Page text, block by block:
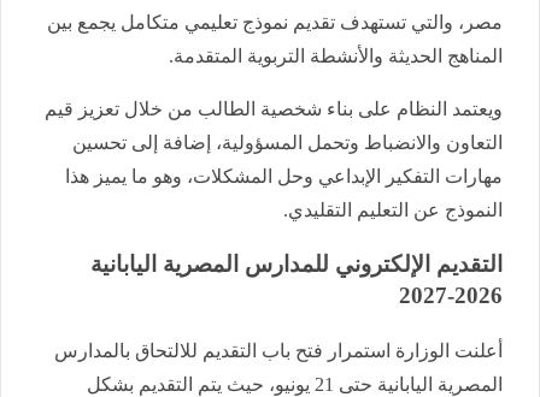
مصر، والتي تستهدف تقديم نموذج تعليمي متكامل يجمع بين
المناهج الحديثة والأنشطة التربوية المتقدمة.
ويعتمد النظام على بناء شخصية الطالب من خلال تعزيز قيم
التعاون والانضباط وتحمل المسؤولية، إضافة إلى تحسين
مهارات التفكير الإبداعي وحل المشكلات، وهو ما يميز هذا
النموذج عن التعليم التقليدي.
التقديم الإلكتروني للمدارس المصرية اليابانية
2026-2027
أعلنت الوزارة استمرار فتح باب التقديم للالتحاق بالمدارس
المصرية اليابانية حتى 21 يونيو، حيث يتم التقديم بشكل